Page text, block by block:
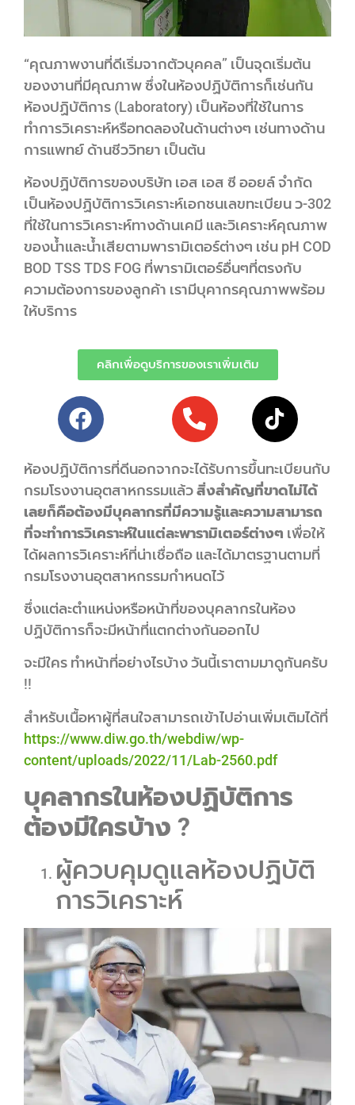
“คุณภาพงานที่ดีเริ่มจากตัวบุคคล” เป็นจุดเริ่มต้น
ของงานที่มีคุณภาพ ซึ่งในห้องปฏิบัติการก็เช่นกัน
ห้องปฏิบัติการ (Laboratory) เป็นห้องที่ใช้ในการ
ทำการวิเคราะห์หรือทดลองในด้านต่างๆ เช่นทางด้าน
การแพทย์ ด้านชีววิทยา เป็นต้น
ห้องปฏิบัติการของบริษัท เอส เอส ซี ออยล์ จำกัด
เป็นห้องปฏิบัติการวิเคราะห์เอกชนเลขทะเบียน ว-302
ที่ใช้ในการวิเคราะห์ทางด้านเคมี และวิเคราะห์คุณภาพ
ของน้ำและน้ำเสียตามพารามิเตอร์ต่างๆ เช่น pH COD
BOD TSS TDS FOG ที่พารามิเตอร์อื่นๆที่ตรงกับ
ความต้องการของลูกค้า เรามีบุคากรคุณภาพพร้อม
ให้บริการ
คลิกเพื่อดูบริการของเราเพิ่มเติม
ห้องปฏิบัติการที่ดีนอกจากจะได้รับการขึ้นทะเบียนกับ
กรมโรงงานอุตสาหกรรมแล้วสิ่งสำคัญที่ขาดไม่ได้
เลยก็คือต้องมีบุคลากรที่มีความรู้และความสามารถ
ที่จะทำการวิเคราะห์ในแต่ละพารามิเตอร์ต่างๆ เพื่อให้
ได้ผลการวิเคราะห์ที่น่าเชื่อถือ และได้มาตรฐานตามที่
กรมโรงงานอุตสาหกรรมกำหนดไว้
ซึ่งแต่ละตำแหน่งหรือหน้าที่ของบุคลากรในห้อง
ปฏิบัติการก็จะมีหน้าที่แตกต่างกันออกไป
จะมีใคร ทำหน้าที่อย่างไรบ้าง วันนี้เราตามมาดูกันครับ
!!
สำหรับเนื้อหาผู้ที่สนใจสามารถเข้าไปอ่านเพิ่มเติมได้ที่
https://www.diw.go.th/webdiw/wp-
content/uploads/2022/11/Lab-2560.pdf
บุคลากรในห้องปฏิบัติการ
ต้องมีใครบ้าง ?
ผู้ควบคุมดูแลห้องปฏิบัติ
การวิเคราะห์